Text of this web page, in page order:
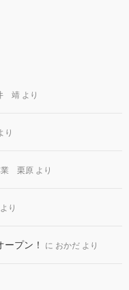
靖 より
り
業 栗原 より
より
プン！ に おかだ より